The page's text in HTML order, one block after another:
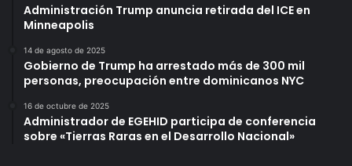
Administración Trump anuncia retirada del ICE en
Minneapolis
14 de agosto de 2025
Gobierno de Trump ha arrestado más de 300 mil
personas, preocupación entre dominicanos NYC
16 de octubre de 2025
Administrador de EGEHID participa de conferencia
sobre «Tierras Raras en el Desarrollo Nacional»